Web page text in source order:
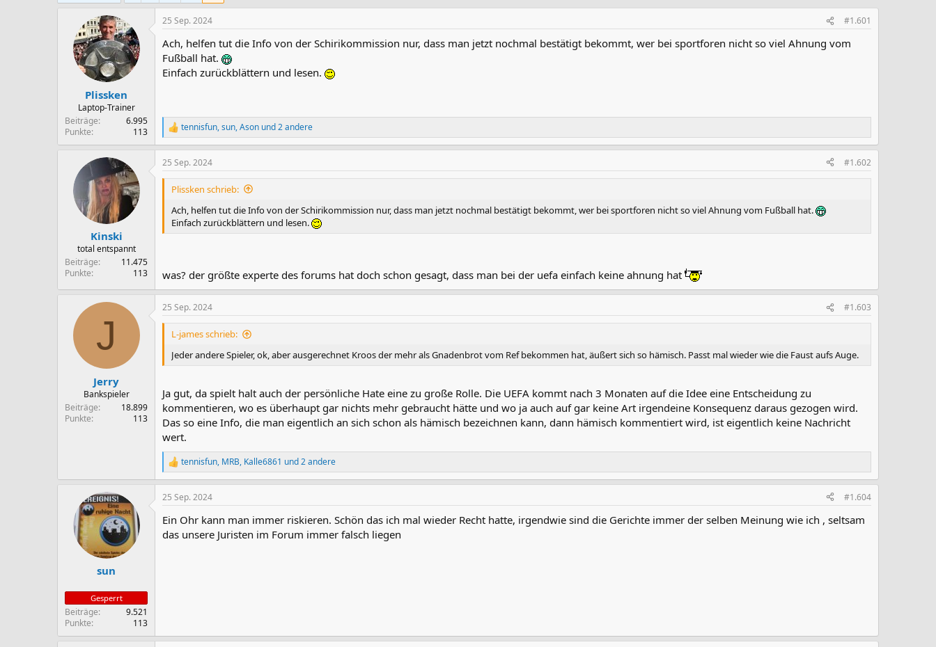
Plissken
Laptop-Trainer
Beiträge
6.995
Punkte
113
25 Sep. 2024 #1.601
Ach, helfen tut die Info von der Schirikommission nur, dass man jetzt nochmal bestätigt bekommt, wer bei sportforen nicht so viel Ahnung vom
Fußball hat.
Einfach zurückblättern und lesen.
R
e
a
k
t
n
tennisfun,sun,Ason und 2 andere
Kinski
total entspannt
Beiträge
11.475
Punkte
113
25 Sep. 2024 #1.602
Plissken schrieb:
Ach, helfen tut die Info von der Schirikommission nur, dass man jetzt nochmal bestätigt bekommt, wer bei sportforen nicht so viel Ahnung vom Fußball hat.
Einfach zurückblättern und lesen.
was? der größte experte des forums hat doch schon gesagt, dass man bei der uefa einfach keine ahnung hat
J
Jerry
Bankspieler
Beiträge
18.899
Punkte
113
25 Sep. 2024 #1.603
L-james schrieb:
Jeder andere Spieler, ok, aber ausgerechnet Kroos der mehr als Gnadenbrot vom Ref bekommen hat, äußert sich so hämisch. Passt mal wieder wie die Faust aufs Auge.
Ja gut, da spielt halt auch der persönliche Hate eine zu große Rolle. Die UEFA kommt nach 3 Monaten auf die Idee eine Entscheidung zu
kommentieren, wo es überhaupt gar nichts mehr gebraucht hätte und wo ja auch auf gar keine Art irgendeine Konsequenz daraus gezogen wird.
Das so eine Info, die man eigentlich an sich schon als hämisch bezeichnen kann, dann hämisch kommentiert wird, ist eigentlich keine Nachricht
wert.
R
e
a
k
i
o
tennisfun, MRB, Kalle6861 und 2 andere
sun
Gesperrt
Beiträge
9.521
Punkte
113
25 Sep. 2024 #1.604
Ein Ohr kann man immer riskieren. Schön das ich mal wieder Recht hatte, irgendwie sind die Gerichte immer der selben Meinung wie ich , seltsam
das unsere Juristen im Forum immer falsch liegen